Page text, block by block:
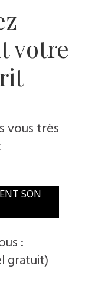
votre
vous très
SON
:
gratuit)